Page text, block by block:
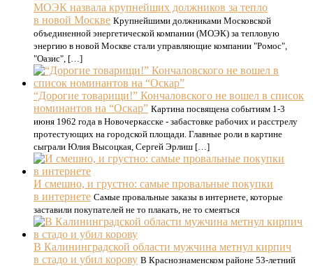
МОЭК назвала крупнейших должников за тепло
в новой Москве Крупнейшими должниками Московской
объединенной энергетической компании (МОЭК) за тепловую
энергию в новой Москве стали управляющие компании "Ромос",
"Оазис", […]
“Дорогие товарищи!” Кончаловского не вошел в список
номинантов на “Оскар” Картина посвящена событиям 1-3
июня 1962 года в Новочеркасске - забастовке рабочих и расстрелу
протестующих на городской площади. Главные роли в картине
сыграли Юлия Высоцкая, Сергей Эрлиш […]
И смешно, и грустно: самые провальные покупки
в интернете Самые провальные заказы в интернете, которые
заставили покупателей не то плакать, не то смеяться
В Калининградской области мужчина метнул кирпич
в стадо и убил корову В Краснознаменском районе 53-летний